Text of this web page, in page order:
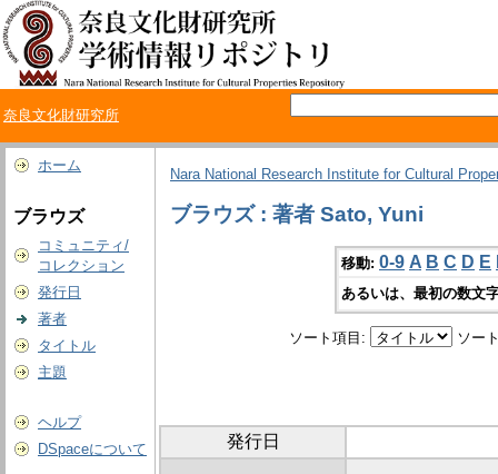
奈良文化財研究所
ホーム
ブラウズ
コミュニティ/
コレクション
発行日
著者
タイトル
主題
ヘルプ
DSpaceについて
Nara National Research Institute for Cultural
ブラウズ : 著者 Sato, Yuni
移動: 0-9 A B C D E
あるいは、最初の数文
ソート項目: ソー
発行日